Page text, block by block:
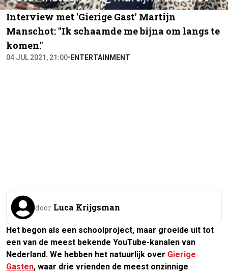
Interview met 'Gierige Gast' Martijn
Manschot: "Ik schaamde me bijna om langs te
komen."
04 JUL 2021, 21:00•ENTERTAINMENT
door Luca Krijgsman
Het begon als een schoolproject, maar groeide uit tot
een van de meest bekende YouTube-kanalen van
Nederland. We hebben het natuurlijk over Gierige
Gasten, waar drie vrienden de meest onzinnige